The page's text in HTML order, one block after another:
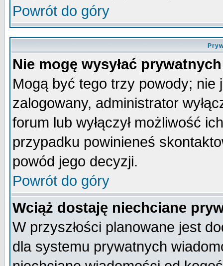
Powrót do góry
Nie mogę wysyłać
Mogą być tego trzy powody;
zalogowany, administrator
forum lub wyłączył możliwość
przypadku powinieneś
powód jego decyzji.
Powrót do góry
Wciąż dostaję niechciane
W przyszłości planowane jest
dla systemu prywatnych